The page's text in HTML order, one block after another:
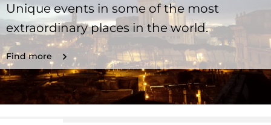
Unique events in some of the most
extraordinary places in the world.
Find more